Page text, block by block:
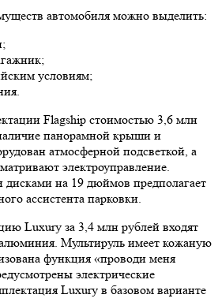
автомобиля можно выделить:
условиям;
Flagship стоимостью 3,6 млн
панорамной крыши и
атмосферной подсветкой, а
электроуправление.
на 19 дюймов предполагает
ассистента парковки.
Luxury за 3,4 млн рублей входят
Мультируль имеет кожаную
функция «проводи меня
электрические
Luxury в базовом варианте